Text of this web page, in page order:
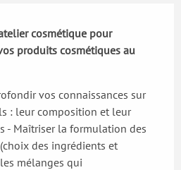
cosmétique pour
produits cosmétiques au
vos connaissances sur
: leur composition et leur
- Maîtriser la formulation des
des ingrédients et
mélanges qui